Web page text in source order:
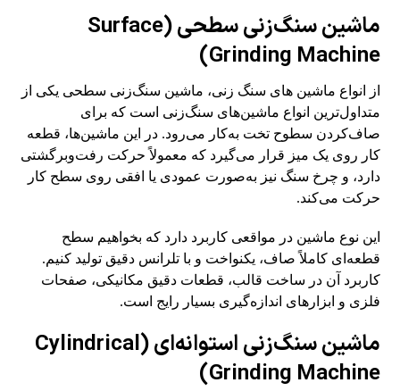
ماشین سنگ‌زنی سطحی (Surface
Grinding Machine)
از انواع ماشین های سنگ زنی، ماشین سنگ‌زنی سطحی یکی از
متداول‌ترین انواع ماشین‌های سنگ‌زنی است که برای
صاف‌کردن سطوح تخت به‌کار می‌رود. در این ماشین‌ها، قطعه
کار روی یک میز قرار می‌گیرد که معمولاً حرکت رفت‌وبرگشتی
دارد، و چرخ سنگ نیز به‌صورت عمودی یا افقی روی سطح کار
حرکت می‌کند.
این نوع ماشین در مواقعی کاربرد دارد که بخواهیم سطح
قطعه‌ای کاملاً صاف، یکنواخت و با تلرانس دقیق تولید کنیم.
کاربرد آن در ساخت قالب، قطعات دقیق مکانیکی، صفحات
فلزی و ابزارهای اندازه‌گیری بسیار رایج است.
ماشین سنگ‌زنی استوانه‌ای (Cylindrical
Grinding Machine)